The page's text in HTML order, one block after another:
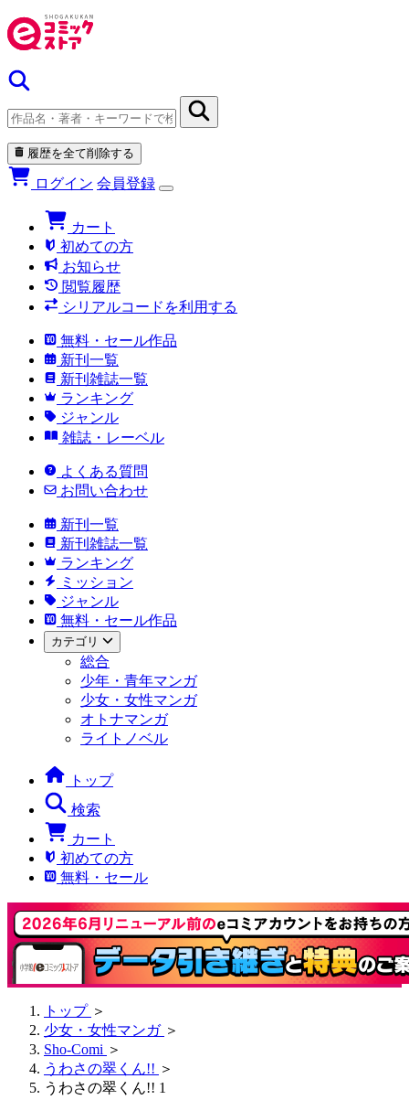
履歴を全て削除する
ログイン 会員登録
カート
初めての方
お知らせ
閲覧履歴
シリアルコードを利用する
無料・セール作品
新刊一覧
新刊雑誌一覧
ランキング
ジャンル
雑誌・レーベル
よくある質問
お問い合わせ
新刊一覧
新刊雑誌一覧
ランキング
ミッション
ジャンル
無料・セール作品
カテゴリ
総合
少年・青年マンガ
少女・女性マンガ
オトナマンガ
ライトノベル
トップ
検索
カート
初めての方
無料・セール
トップ ＞
少女・女性マンガ ＞
Sho-Comi ＞
うわさの翠くん!! ＞
うわさの翠くん!! 1